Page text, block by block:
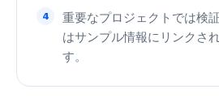
4
重要なプロジェクトでは検
はサンプル情報にリンクさ
す。